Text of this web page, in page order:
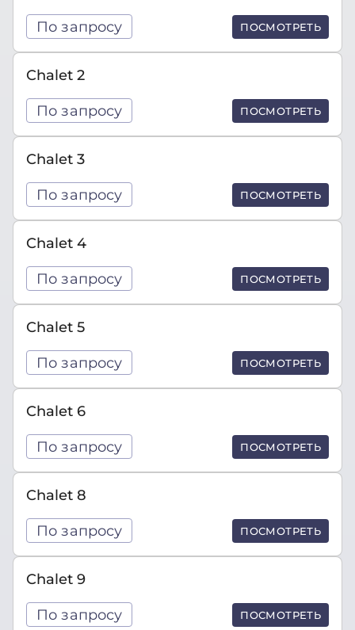
По запросу ПОСМОТРЕТЬ
Chalet 2
По запросу ПОСМОТРЕТЬ
Chalet 3
По запросу ПОСМОТРЕТЬ
Chalet 4
По запросу ПОСМОТРЕТЬ
Chalet 5
По запросу ПОСМОТРЕТЬ
Chalet 6
По запросу ПОСМОТРЕТЬ
Chalet 8
По запросу ПОСМОТРЕТЬ
Chalet 9
По запросу ПОСМОТРЕТЬ